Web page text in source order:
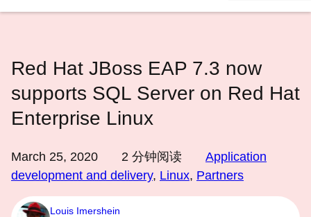
言
Red Hat JBoss EAP 7.3 now
supports SQL Server on Red Hat
Enterprise Linux
March 25, 2020 2 分钟阅读
Application
development and delivery, Linux, Partners
Louis Imershein